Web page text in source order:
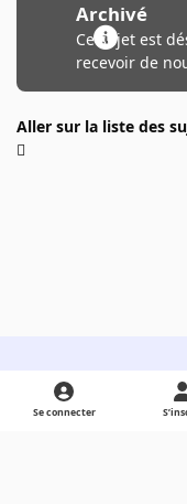
Archivé
Ce sujet est
recevoir de
Aller sur la liste des
Light ModeDark ModeSystem
Se connecter